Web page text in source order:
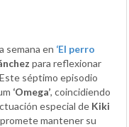
semana en ‘El perro
para reflexionar
séptimo episodio
‘Omega’, coincidiendo
especial de Kiki
mantener su